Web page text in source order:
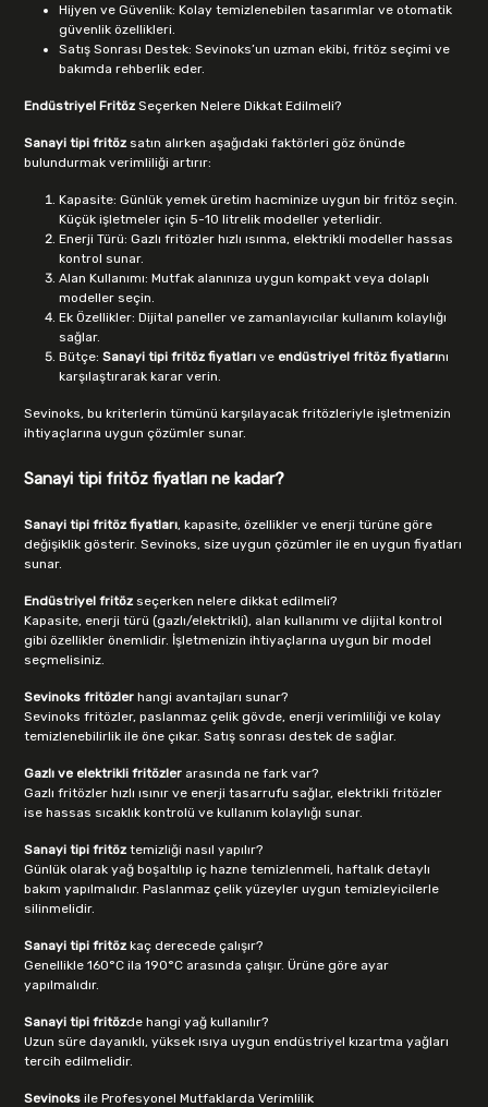
Hijyen ve Güvenlik: Kolay temizlenebilen tasarımlar ve otomatik
güvenlik özellikleri.
Satış Sonrası Destek: Sevinoks’un uzman ekibi, fritöz seçimi ve
bakımda rehberlik eder.
Endüstriyel FritözSeçerken Nelere Dikkat Edilmeli?
Sanayi tipi fritöz satın alırken aşağıdaki faktörleri göz önünde
bulundurmak verimliliği artırır:
Kapasite: Günlük yemek üretim hacminize uygun bir fritöz seçin.
Küçük işletmeler için 5-10 litrelik modeller yeterlidir.
Enerji Türü: Gazlı fritözler hızlı ısınma, elektrikli modeller hassas
kontrol sunar.
Alan Kullanımı: Mutfak alanınıza uygun kompakt veya dolaplı
modeller seçin.
Ek Özellikler: Dijital paneller ve zamanlayıcılar kullanım kolaylığı
sağlar.
Bütçe:Sanayi tipi fritöz fiyatları ve endüstriyel fritöz fiyatlarını
karşılaştırarak karar verin.
Sevinoks, bu kriterlerin tümünü karşılayacak fritözleriyle işletmenizin
ihtiyaçlarına uygun çözümler sunar.
Sanayi tipi fritöz fiyatları ne kadar?
Sanayi tipi fritöz fiyatları, kapasite, özellikler ve enerji türüne göre
değişiklik gösterir. Sevinoks, size uygun çözümler ile en uygun fiyatları
sunar.
Endüstriyel fritözseçerken nelere dikkat edilmeli?
Kapasite, enerji türü (gazlı/elektrikli), alan kullanımı ve dijital kontrol
gibi özellikler önemlidir. İşletmenizin ihtiyaçlarına uygun bir model
seçmelisiniz.
Sevinoks fritözlerhangi avantajları sunar?
Sevinoks fritözler, paslanmaz çelik gövde, enerji verimliliği ve kolay
temizlenebilirlik ile öne çıkar. Satış sonrası destek de sağlar.
Gazlı ve elektrikli fritözler arasında ne fark var?
Gazlı fritözler hızlı ısınır ve enerji tasarrufu sağlar, elektrikli fritözler
ise hassas sıcaklık kontrolü ve kullanım kolaylığı sunar.
Sanayi tipi fritöztemizliği nasıl yapılır?
Günlük olarak yağ boşaltılıp iç hazne temizlenmeli, haftalık detaylı
bakım yapılmalıdır. Paslanmaz çelik yüzeyler uygun temizleyicilerle
silinmelidir.
Sanayi tipi fritözkaç derecede çalışır?
Genellikle 160°C ila 190°C arasında çalışır. Ürüne göre ayar
yapılmalıdır.
Sanayi tipi fritözde hangi yağ kullanılır?
Uzun süre dayanıklı, yüksek ısıya uygun endüstriyel kızartma yağları
tercih edilmelidir.
Sevinoksile Profesyonel Mutfaklarda Verimlilik